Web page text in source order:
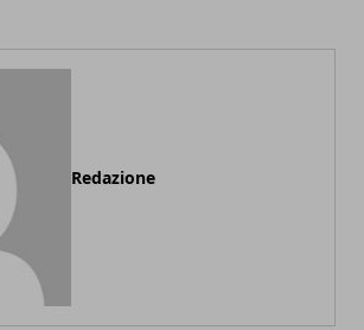
Redazione